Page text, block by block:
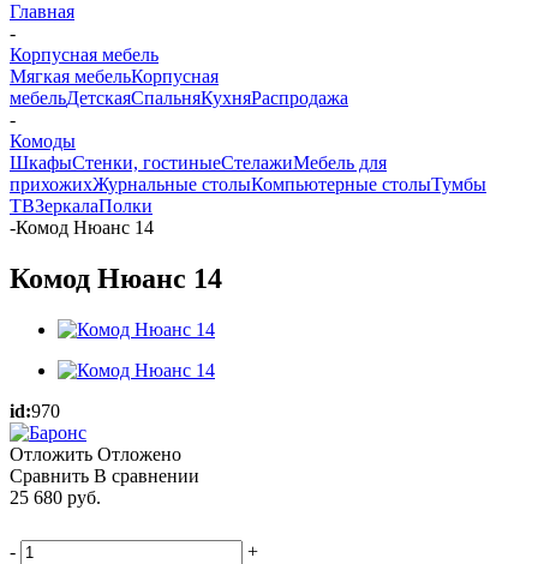
Главная
-
Корпусная мебель
Мягкая мебельКорпусная
мебельДетскаяСпальняКухняРаспродажа
-
Комоды
ШкафыСтенки, гостиныеСтелажиМебель для
прихожихЖурнальные столыКомпьютерные столыТумбы
ТВЗеркалаПолки
-Комод Нюанс 14
Комод Нюанс 14
id:970
Отложить Отложено
Сравнить В сравнении
25 680 руб.
- +